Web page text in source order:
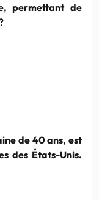
permettant de
de 40 ans, est
des États-Unis.